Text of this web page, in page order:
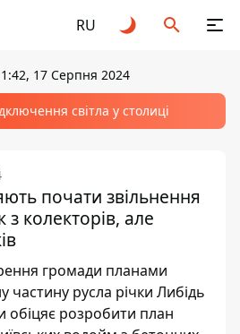
RU
17 Серпня 2024
світла у столиці
почати звільнення
з колекторів, але
громади планами
частину русла річки Либідь
обіцяє розробити план